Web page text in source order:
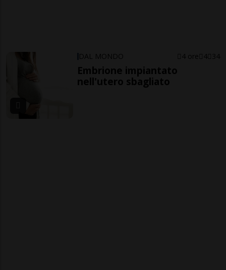
DAL MONDO 4 ore 4 34
Embrione impiantato
nell'utero sbagliato